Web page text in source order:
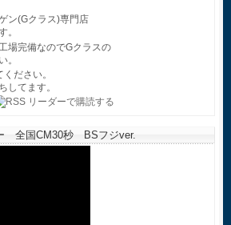
ン(Gクラス)専門店
。
場完備なのでGクラスの
。
ださい。
してます。
全国CM30秒 BSフジver.